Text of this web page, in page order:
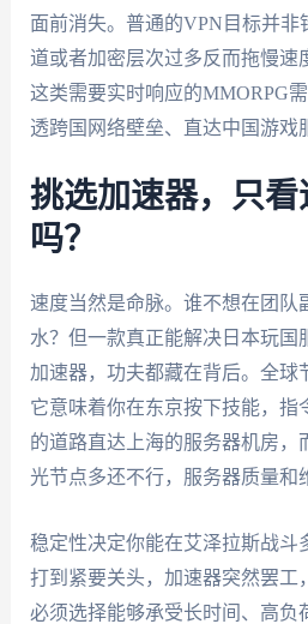
面前消失。普通的VPN目标并非
道或者加密层次过多反而拖慢速
这类需要实时响应的MMORPG
透跨国网络壁垒、直达中国游戏
挑选加速器，只看
吗？
速度当然是命脉。谁不想在团队
水？但一款真正能解决日本玩国
加速器，功夫都藏在背后。全球
它意味着你在东京按下技能，指
的道路直达上海的服务器机房，
光节点多还不行，服务器质量和
稳定性决定你能在艾泽拉斯战斗
打到紧要关头，加速器突然罢工
必须选择能够承受长时间、高负